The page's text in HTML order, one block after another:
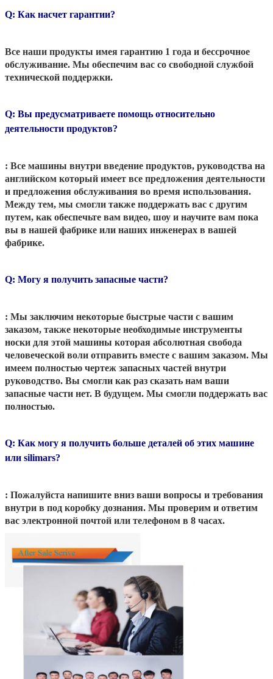
Q: Как насчет гарантии?
Все наши продукты имея гарантию 1 года и бессрочное
обслуживание. Мы обеспечим вас со свободной службой
технической поддержки.
Q: Вы предусматриваете помощь относительно
деятельности продуктов?
: Все машины внутри введение продуктов, руководства на
английском который имеет все предложения деятельности
и предложения обслуживания во время использования.
Между тем, мы смогли также поддержать вас с другим
путем, как обеспечьте вам видео, шоу и научите вам пока
вы в нашей фабрике или наших инженерах в вашей
фабрике.
Q: Могу я получить запасные части?
: Мы заключим некоторые быстрые части с вашим
заказом, также некоторые необходимые инструменты
носки для этой машины которая абсолютная свобода
человеческой воли отправить вместе с вашим заказом. Мы
имеем полностью чертеж запасных частей внутри
руководство. Вы смогли как раз сказать нам ваши
запасные части нет. В будущем. Мы смогли поддержать вас
полностью.
Q: Как могу я получить больше деталей об этих машине
или silimars?
: Пожалуйста напишите вниз ваши вопросы и требования
внутри в под коробку дознания. Мы проверим и ответим
вас электронной почтой или телефоном в 8 часах.